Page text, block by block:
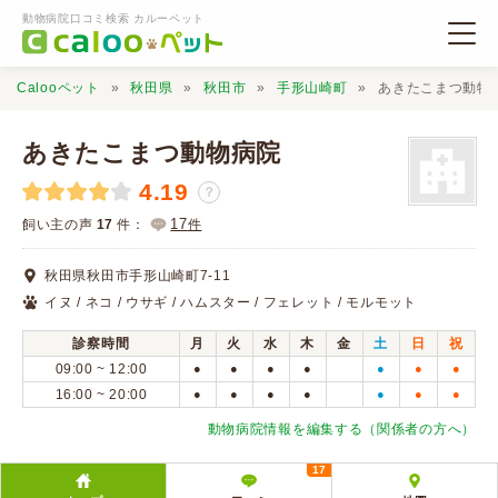
動物病院口コミ検索 カルーペット
動物病院検索
口コミ検索
Calooペットとは？
Calooペット 秋田県 秋田市 手形山崎町 あきたこまつ動物
あきたこまつ動物病院
4.19 ？
飼い主の声 17 件： 17件
秋田県秋田市手形山崎町7-11
イヌ / ネコ / ウサギ / ハムスター / フェレット / モルモット
診察時間 月 火 水 木 金 土 日
祝
09:00 ~ 12:00
● ● ● ● ● ● ●
16:00 ~ 20:00 ● ● ● ● ● ● ●
動物病院情報を編集する（関係者の方へ）
17